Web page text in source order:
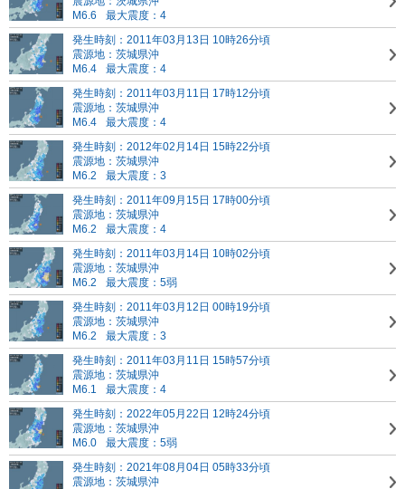
M6.6
最大震度：4
発生時刻：2011年03月13日 10時26分頃
震源地：茨城県沖
M6.4
最大震度：4
発生時刻：2011年03月11日 17時12分頃
震源地：茨城県沖
M6.4
最大震度：4
発生時刻：2012年02月14日 15時22分頃
震源地：茨城県沖
M6.2
最大震度：3
発生時刻：2011年09月15日 17時00分頃
震源地：茨城県沖
M6.2
最大震度：4
発生時刻：2011年03月14日 10時02分頃
震源地：茨城県沖
M6.2
最大震度：5弱
発生時刻：2011年03月12日 00時19分頃
震源地：茨城県沖
M6.2
最大震度：3
発生時刻：2011年03月11日 15時57分頃
震源地：茨城県沖
M6.1
最大震度：4
発生時刻：2022年05月22日 12時24分頃
震源地：茨城県沖
M6.0
最大震度：5弱
発生時刻：2021年08月04日 05時33分頃
震源地：茨城県沖